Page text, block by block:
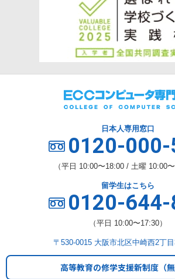
日本人専用窓口
0120-
（平日 10:00〜18:00 / 土曜 10:00〜
留学生はこちら
0120-644-
（平日 10:00〜17:30）
〒530-0015 大阪市北区中崎西2丁
高等教育の修学支援新制度 （